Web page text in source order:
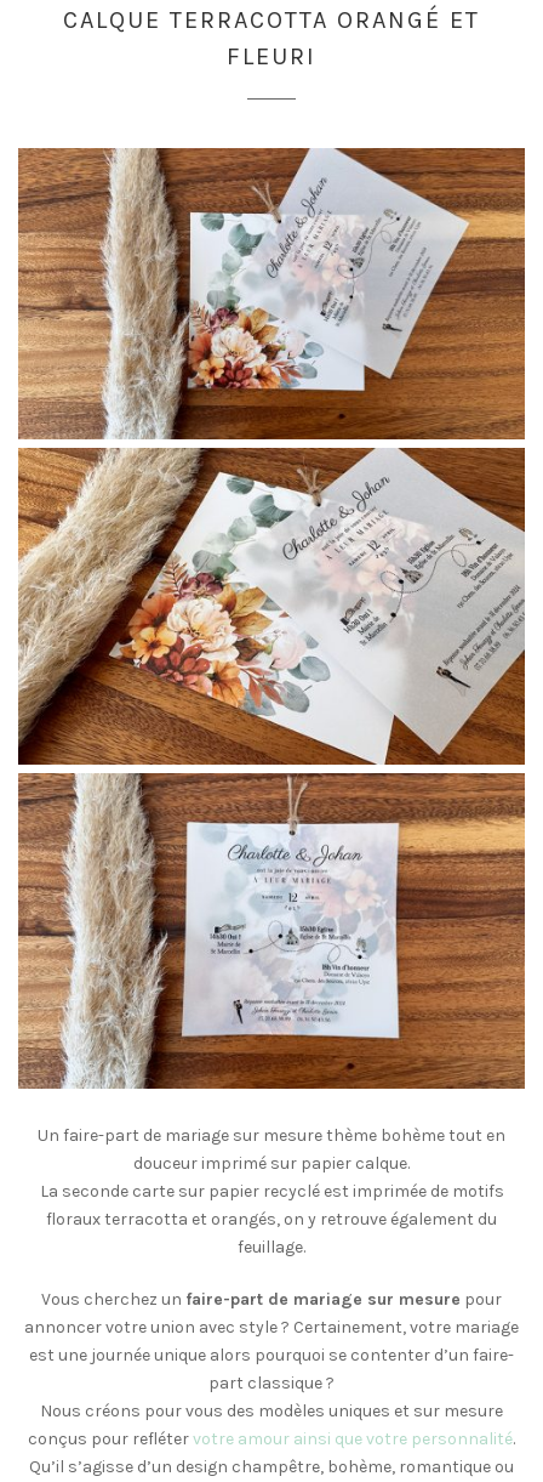
CALQUE TERRACOTTA ORANGÉ ET
FLEURI
Un faire-part de mariage sur mesure thème bohème tout en
douceur imprimé sur papier calque.
La seconde carte sur papier recyclé est imprimée de motifs
floraux terracotta et orangés, on y retrouve également du
feuillage.
Vous cherchez un faire-part de mariage sur mesure pour
annoncer votre union avec style ? Certainement, votre mariage
est une journée unique alors pourquoi se contenter d’un faire-
part classique ?
Nous créons pour vous des modèles uniques et sur mesure
conçus pour reflétervotre amour ainsi que votre personnalité.
Qu’il s’agisse d’un design champêtre, bohème, romantique ou